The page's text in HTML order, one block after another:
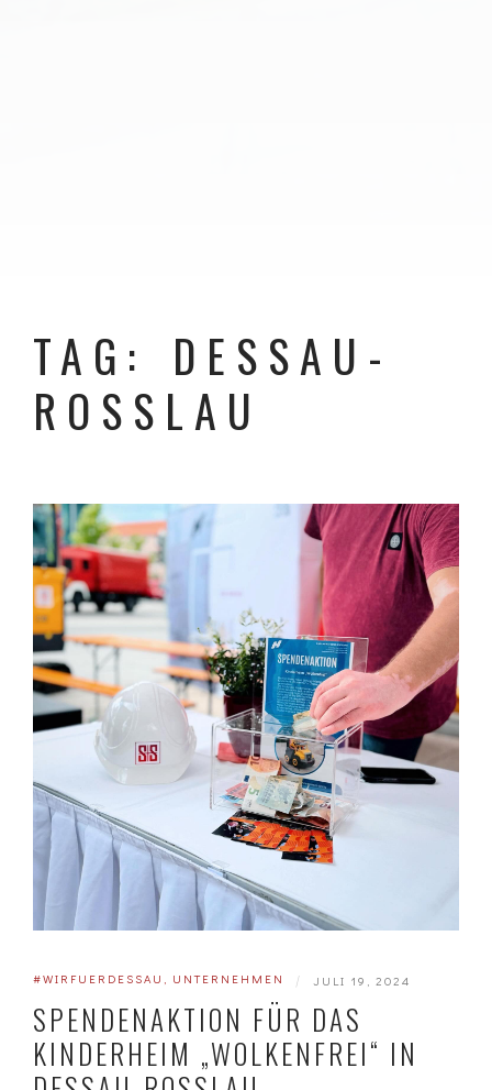
TAG: DESSAU-
ROSSLAU
#WIRFUERDESSAU , UNTERNEHMEN | JULI 19, 2024
SPENDENAKTION FÜR DAS
KINDERHEIM „WOLKENFREI“ IN